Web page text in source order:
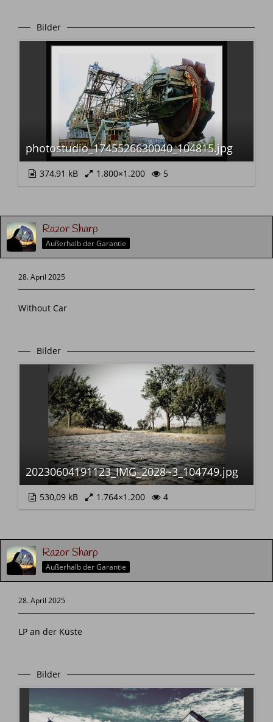
Bilder
photostudio_1745526630040_104815.jpg
374,91 kB 1.800×1.200 5
Razor Sharp
Außerhalb der Garantie
28. April 2025
Without Car
Bilder
20230604191123_IMG_2028~3_104749.jpg
530,09 kB 1.764×1.200 4
Razor Sharp
Außerhalb der Garantie
28. April 2025
LP an der Küste
Bilder